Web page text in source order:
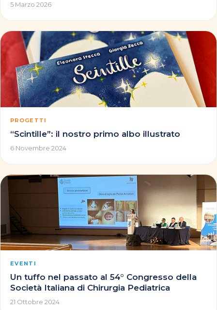
5 Marzo 2026
PROGETTI
“Scintille”: il nostro primo albo illustrato
6 Novembre 2024
EVENTI
Un tuffo nel passato al 54° Congresso della
Società Italiana di Chirurgia Pediatrica
21 Ottobre 2024